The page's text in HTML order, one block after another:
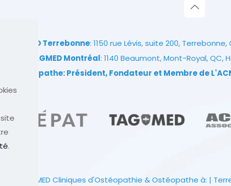
TAGMED Terrebonne: 1150 rue Lévis, suite 200, Terrebonne,
TAGMED Montréal: 1140 Beaumont, Mont-Royal, QC,
ostéopathe: Président, Fondateur et Membre de
TAGMED Cliniques d'Ostéopathie & Ostéopathe à: |
.